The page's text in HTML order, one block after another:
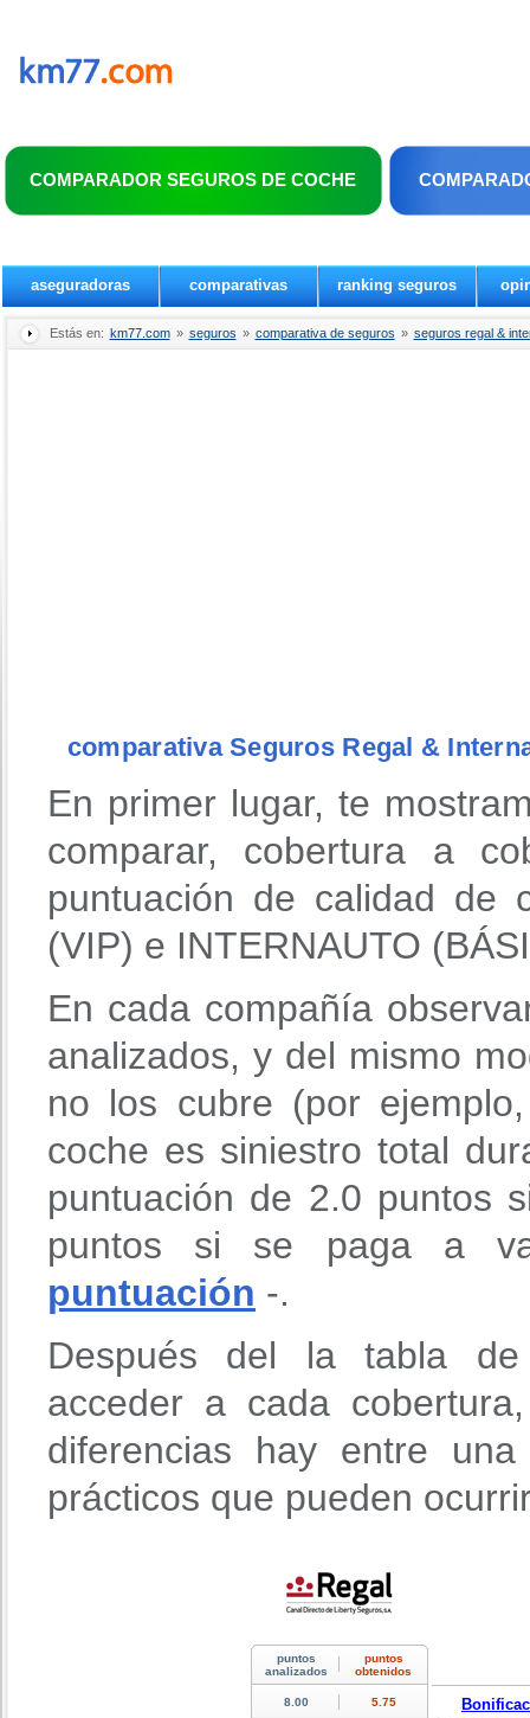
COMPARADOR SEGUROS DE COCHE
aseguradoras comparativas ranking seguros
Estás en: km77.com » seguros » comparativa de seguros » seguros regal &
comparativa Seguros Regal &
En primer lugar, te
comparar, cobertura a
puntuación de calidad de
(VIP) e INTERNAUTO
En cada compañía
analizados, y del mismo
no los cubre (por
coche es siniestro total
puntuación de 2.0 puntos
puntos si se paga a
puntuación -.
Después del la tabla de
acceder a cada
diferencias hay entre
prácticos que pueden